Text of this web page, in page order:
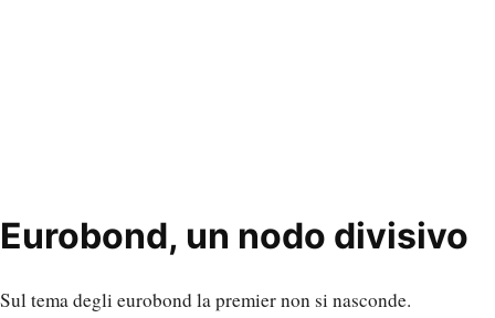
Eurobond, un nodo divisivo
Sul tema degli eurobond la premier non si nasconde.